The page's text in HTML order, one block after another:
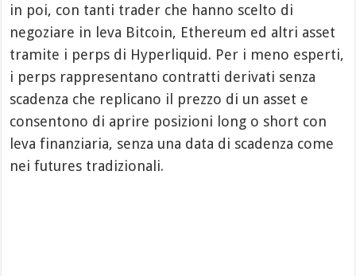
in poi, con tanti trader che hanno scelto di
negoziare in leva Bitcoin, Ethereum ed altri asset
tramite i perps di Hyperliquid. Per i meno esperti,
i perps rappresentano contratti derivati senza
scadenza che replicano il prezzo di un asset e
consentono di aprire posizioni long o short con
leva finanziaria, senza una data di scadenza come
nei futures tradizionali.